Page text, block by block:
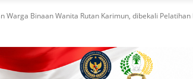
Warga Binaan Wanita Rutan Karimun, dibekali